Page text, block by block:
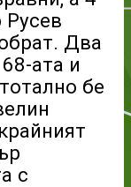
Два
ата и
бе
с